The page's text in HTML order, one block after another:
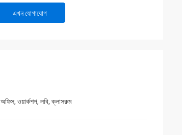
এখন যোগাযোগ
অফিস, ওয়ার্কশপ, লবি, ক্লাসরুম